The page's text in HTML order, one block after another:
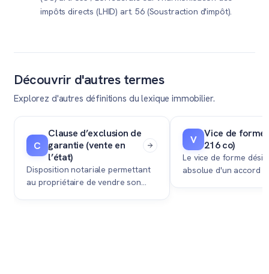
impôts directs (LHID) art. 56 (Soustraction d'impôt).
Découvrir d'autres termes
Explorez d'autres définitions du lexique immobilier.
C
Clause d’exclusion de
garantie (vente en
l’état)
Disposition notariale permettant
au propriétaire de vendre son
V Vice de forme
216 co)
Le vice de forme
absolue d'un accord